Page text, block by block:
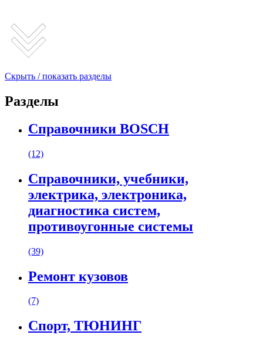
Скрыть / показать разделы
Разделы
Справочники BOSCH
(12)
Справочники, учебники,
электрика, электроника,
диагностика систем,
противоугонные системы
(39)
Ремонт кузовов
(7)
Спорт, ТЮНИНГ